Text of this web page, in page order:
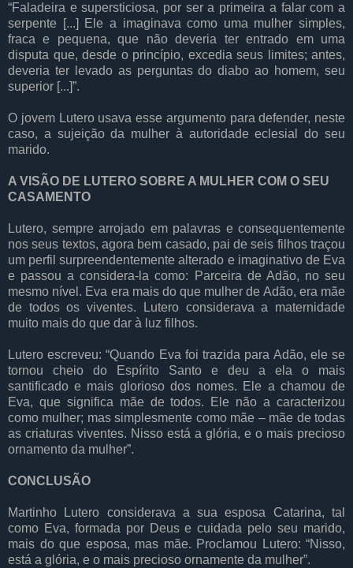
“Faladeira e supersticiosa, por ser a primeira a falar com a
serpente [...] Ele a imaginava como uma mulher simples,
fraca e pequena, que não deveria ter entrado em uma
disputa que, desde o princípio, excedia seus limites; antes,
deveria ter levado as perguntas do diabo ao homem, seu
superior [...]”.
O jovem Lutero usava esse argumento para defender, neste
caso, a sujeição da mulher à autoridade eclesial do seu
marido.
A VISÃO DE LUTERO SOBRE A MULHER COM O SEU
CASAMENTO
Lutero, sempre arrojado em palavras e consequentemente
nos seus textos, agora bem casado, pai de seis filhos traçou
um perfil surpreendentemente alterado e imaginativo de Eva
e passou a considera-la como: Parceira de Adão, no seu
mesmo nível. Eva era mais do que mulher de Adão, era mãe
de todos os viventes. Lutero considerava a maternidade
muito mais do que dar à luz filhos.
Lutero escreveu: “Quando Eva foi trazida para Adão, ele se
tornou cheio do Espírito Santo e deu a ela o mais
santificado e mais glorioso dos nomes. Ele a chamou de
Eva, que significa mãe de todos. Ele não a caracterizou
como mulher; mas simplesmente como mãe – mãe de todas
as criaturas viventes. Nisso está a glória, e o mais precioso
ornamento da mulher”.
CONCLUSÃO
Martinho Lutero considerava a sua esposa Catarina, tal
como Eva, formada por Deus e cuidada pelo seu marido,
mais do que esposa, mas mãe. Proclamou Lutero: “Nisso,
está a glória, e o mais precioso ornamente da mulher”.